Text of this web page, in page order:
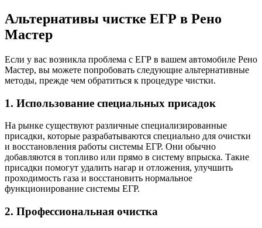
Альтернативы чистке ЕГР в Рено
Мастер
Если у вас возникла проблема с ЕГР в вашем автомобиле Рено
Мастер, вы можете попробовать следующие альтернативные
методы, прежде чем обратиться к процедуре чистки.
1. Использование специальных присадок
На рынке существуют различные специализированные
присадки, которые разрабатываются специально для очистки
и восстановления работы системы ЕГР. Они обычно
добавляются в топливо или прямо в систему впрыска. Такие
присадки помогут удалить нагар и отложения, улучшить
проходимость газа и восстановить нормальное
функционирование системы ЕГР.
2. Профессиональная очистка